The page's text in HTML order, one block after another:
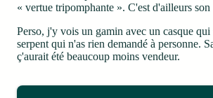
« vertue tripomphante ». C'est d'ailleurs son
Perso, j'y vois un gamin avec un casque
serpent qui n'as rien demandé à personne.
ç'aurait été beaucoup moins vendeur.